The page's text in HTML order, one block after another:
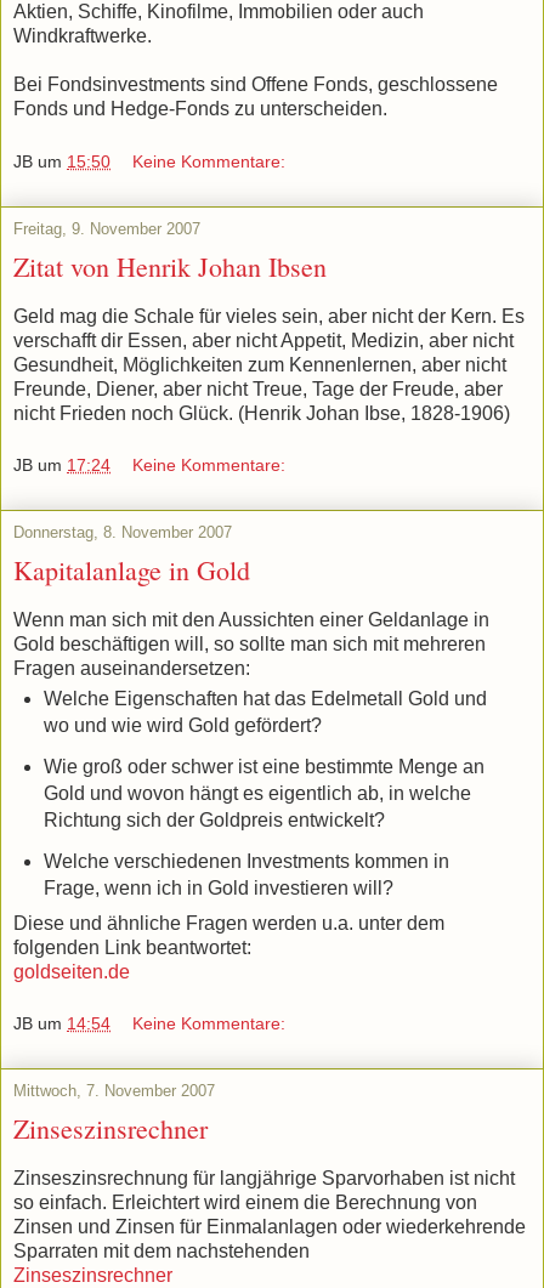
Aktien, Schiffe, Kinofilme, Immobilien oder auch
Windkraftwerke.
Bei Fondsinvestments sind Offene Fonds, geschlossene
Fonds und Hedge-Fonds zu unterscheiden.
JB um 15:50 Keine Kommentare:
Freitag, 9. November 2007
Zitat von Henrik Johan Ibsen
Geld mag die Schale für vieles sein, aber nicht der Kern. Es
verschafft dir Essen, aber nicht Appetit, Medizin, aber nicht
Gesundheit, Möglichkeiten zum Kennenlernen, aber nicht
Freunde, Diener, aber nicht Treue, Tage der Freude, aber
nicht Frieden noch Glück. (Henrik Johan Ibse, 1828-1906)
JB um 17:24 Keine Kommentare:
Donnerstag, 8. November 2007
Kapitalanlage in Gold
Wenn man sich mit den Aussichten einer Geldanlage in
Gold beschäftigen will, so sollte man sich mit mehreren
Fragen auseinandersetzen:
Welche Eigenschaften hat das Edelmetall Gold und
wo und wie wird Gold gefördert?
Wie groß oder schwer ist eine bestimmte Menge an
Gold und wovon hängt es eigentlich ab, in welche
Richtung sich der Goldpreis entwickelt?
Welche verschiedenen Investments kommen in
Frage, wenn ich in Gold investieren will?
Diese und ähnliche Fragen werden u.a. unter dem
folgenden Link beantwortet:
goldseiten.de
JB um 14:54 Keine Kommentare:
Mittwoch, 7. November 2007
Zinseszinsrechner
Zinseszinsrechnung für langjährige Sparvorhaben ist nicht
so einfach. Erleichtert wird einem die Berechnung von
Zinsen und Zinsen für Einmalanlagen oder wiederkehrende
Sparraten mit dem nachstehenden
Zinseszinsrechner